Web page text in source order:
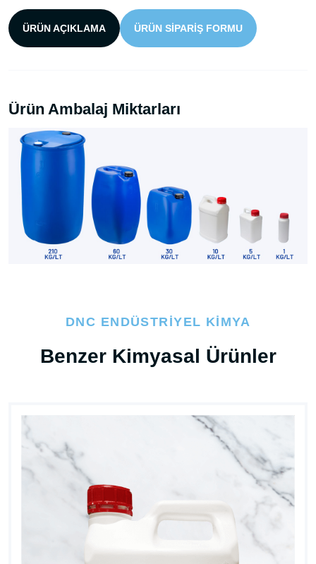
ÜRÜN AÇIKLAMA ÜRÜN SIPARIŞ FORMU
Ürün Ambalaj Miktarları
DNC ENDÜSTRIYEL KIMYA
Benzer Kimyasal Ürünler